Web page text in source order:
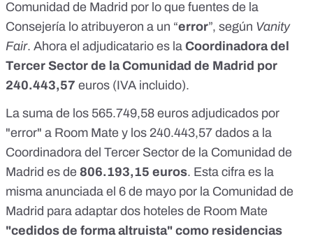
Comunidad de Madrid por lo que fuentes de la
Consejería lo atribuyeron a un “error”, según Vanity
Fair. Ahora el adjudicatario es la Coordinadora del
Tercer Sector de la Comunidad de Madrid por
240.443,57 euros (IVA incluido).
La suma de los 565.749,58 euros adjudicados por
"error" a Room Mate y los 240.443,57 dados a la
Coordinadora del Tercer Sector de la Comunidad de
Madrid es de 806.193,15 euros. Esta cifra es la
misma anunciada el 6 de mayo por la Comunidad de
Madrid para adaptar dos hoteles de Room Mate
"cedidos de forma altruista" como residencias